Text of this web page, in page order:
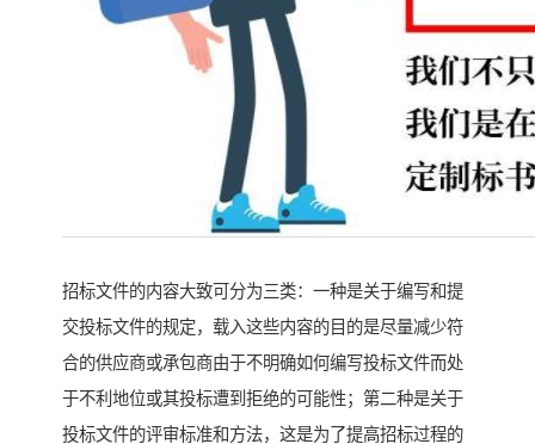
招标文件的内容大致可分为三类：一种是关于编写和提
交投标文件的规定，载入这些内容的目的是尽量减少符
合的供应商或承包商由于不明确如何编写投标文件而处
于不利地位或其投标遭到拒绝的可能性；第二种是关于
投标文件的评审标准和方法，这是为了提高招标过程的